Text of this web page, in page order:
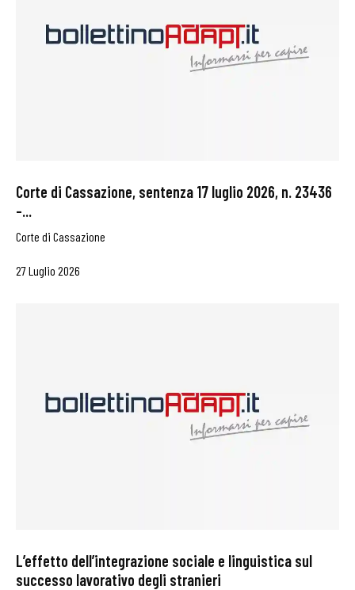
Corte di Cassazione, sentenza 17 luglio 2026, n. 23436
–...
Corte di Cassazione
27 Luglio 2026
L’effetto dell’integrazione sociale e linguistica sul
successo lavorativo degli stranieri